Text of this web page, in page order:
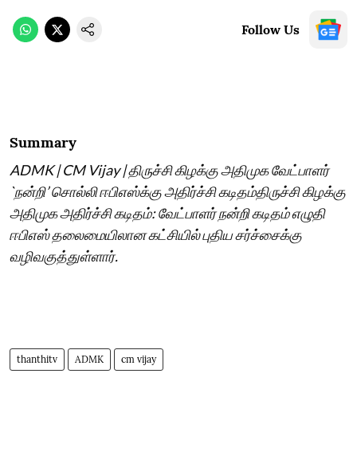
Follow Us
Summary
ADMK | CM Vijay | திருச்சி கிழக்கு அதிமுக வேட்பாளர்
`நன்றி’ சொல்லி ஈபிஎஸ்க்கு அதிர்ச்சி கடிதம்திருச்சி கிழக்கு
அதிமுக அதிர்ச்சி கடிதம்: வேட்பாளர் நன்றி கடிதம் எழுதி
ஈபிஎஸ் தலைமையிலான கட்சியில் புதிய சர்ச்சைக்கு
வழிவகுத்துள்ளார்.
thanthitv ADMK cm vijay